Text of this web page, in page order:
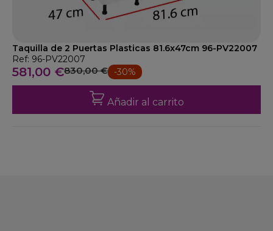
Taquilla de 2 Puertas Plasticas 81.6x47cm 96-PV22007
Ref: 96-PV22007
581,00 €830,00 € -30%
Añadir al carrito